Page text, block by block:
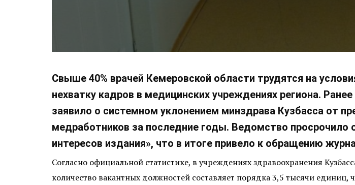
Свыше 40% врачей Кемеровской области трудятся на
нехватку кадров в медицинских учреждениях региона.
заявило о системном уклонением минздрава Кузбасса от
медработников за последние годы. Ведомство просрочило
интересов издания», что в итоге привело к обращению
Согласно официальной статистике, в учреждениях здравоохранения
количество вакантных должностей составляет порядка 3,5 тысячи